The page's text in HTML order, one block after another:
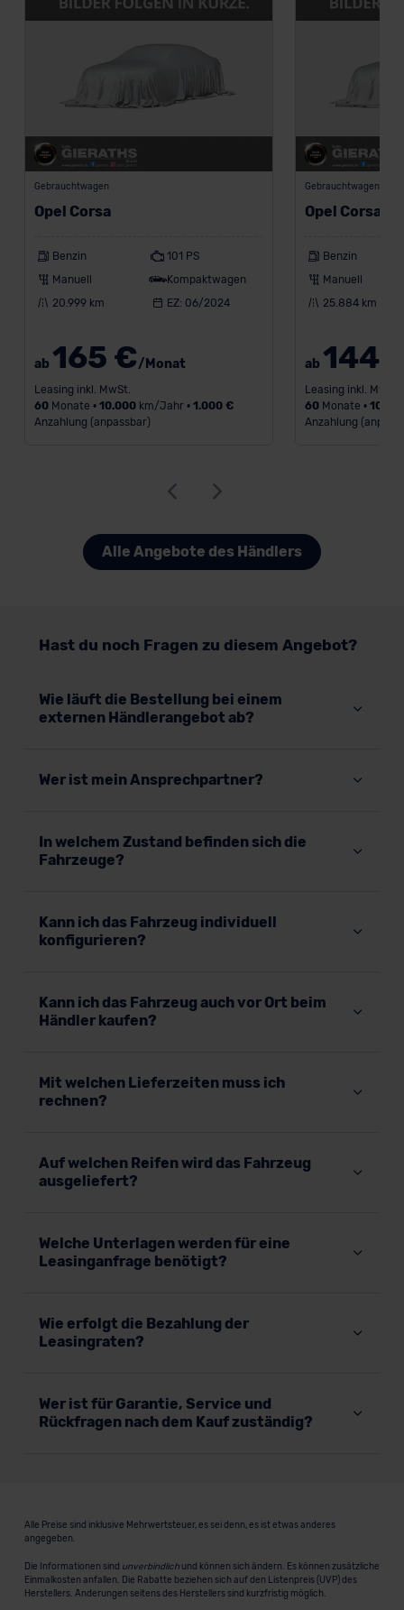
Kommission (Art. 45 Abs. 1 DSGVO), von
DSGVO) oder wenn Sie hierzu Ihre Einwilligung freiwillig
Datenschutzklauseln können Sie über den Kontakt zu
datenschutz@meinauto.de anfordern.
Datenschutzerklärung
Gebrauchtwagen
Opel Corsa
Benzin
101 PS
Manuell
Kompaktwagen
20.999 km
EZ: 06/2024
ab 165 €/Monat
Leasing inkl. MwSt.
60Monate • 10.000km/Jahr • 1.000 €
Anzahlung (anpassbar)
Gebrauchtwagen
Opel Corsa
Benzin
Manuell
25.884 km
ab 144
Leasing inkl. MwSt.
60Monate •
Anzahlung
Alle Angebote des Händlers
Hast du noch Fragen zu diesem Angebot?
Wie läuft die Bestellung bei einem
externen Händlerangebot ab?
Wer ist mein Ansprechpartner?
In welchem Zustand befinden sich die
Fahrzeuge?
Kann ich das Fahrzeug individuell
konfigurieren?
Kann ich das Fahrzeug auch vor Ort beim
Händler kaufen?
Mit welchen Lieferzeiten muss ich
rechnen?
Auf welchen Reifen wird das Fahrzeug
ausgeliefert?
Welche Unterlagen werden für eine
Leasinganfrage benötigt?
Wie erfolgt die Bezahlung der
Leasingraten?
Wer ist für Garantie, Service und
Rückfragen nach dem Kauf zuständig?
Alle Preise sind inklusive Mehrwertsteuer, es sei denn, es ist etwas anderes
angegeben.
Die Informationen sind unverbindlichund können sich ändern. Es können zusätzliche
Einmalkosten anfallen. Die Rabatte beziehen sich auf den Listenpreis (UVP) des
Herstellers. Änderungen seitens des Herstellers sind kurzfristig möglich.